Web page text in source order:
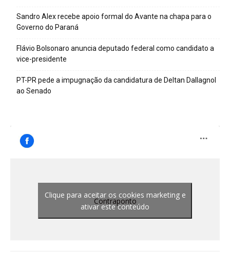
Sandro Alex recebe apoio formal do Avante na chapa para o
Governo do Paraná
Flávio Bolsonaro anuncia deputado federal como candidato a
vice-presidente
PT-PR pede a impugnação da candidatura de Deltan Dallagnol
ao Senado
Contraponto
Clique para aceitar os cookies marketing e
ativar este conteúdo